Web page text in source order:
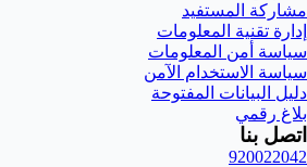
مشاركة المستفيد
إدارة تقنية المعلومات
سياسة أمن المعلومات
سياسة الاستخدام الآمن
دليل البيانات المفتوحة
بلاغ رقمي
اتصل بنا
920022042